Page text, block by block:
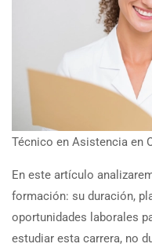
Técnico en Asistencia en
En este artículo
formación: su duración,
oportunidades laborales
estudiar esta carrera, no